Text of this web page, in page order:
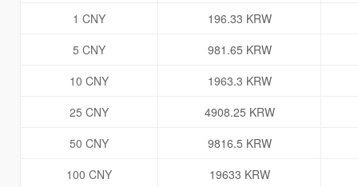
1 CNY
196.33 KRW
5 CNY
981.65 KRW
10 CNY
1963.3 KRW
25 CNY
4908.25 KRW
50 CNY
9816.5 KRW
100 CNY
19633 KRW